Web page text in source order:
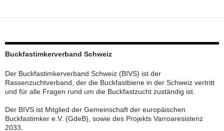
Buckfastimkerverband Schweiz
Der Buckfastimkerverband Schweiz (BIVS) ist der
Rassenzuchtverband, der die Buckfastbiene in der Schweiz vertritt
und für alle Fragen rund um die Buckfastzucht zuständig ist.
Der BIVS ist Mitglied der Gemeinschaft der europäischen
Buckfastimker e.V. (GdeB), sowie des Projekts Varroaresistenz
2033.